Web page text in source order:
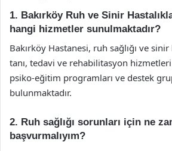
1. Bakırköy Ruh ve Sinir
hangi hizmetler sunulmaktadır?
Bakırköy Hastanesi, ruh sağlığı ve sinir
tanı, tedavi ve rehabilitasyon hizmetleri
psiko-eğitim programları ve destek
bulunmaktadır.
2. Ruh sağlığı sorunları için ne
başvurmalıyım?